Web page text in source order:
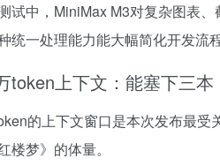
试中，MiniMax M3对复杂图表
统一处理能力能大幅简化开发流程
token上下文：能塞下三本
的上下文窗口是本次发布最
楼梦》的体量。